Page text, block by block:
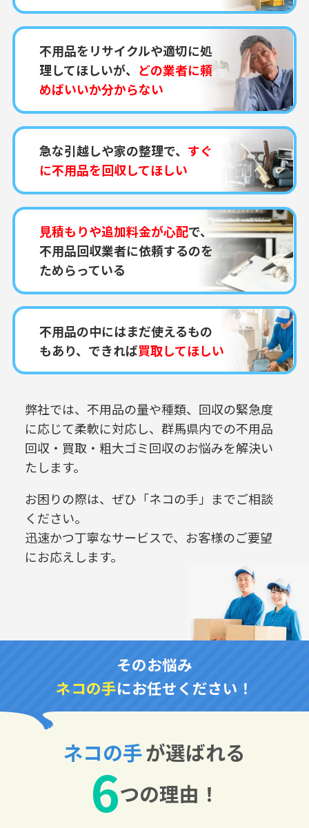
不用品をリサイクルや適切に処
理してほしいが、 どの業者に頼
めばいいか分からない
急な引越しや家の整理で、 すぐ
に不用品を回収してほしい
見積もりや追加料金が心配で、
不用品回収業者に依頼するのを
ためらっている
不用品の中にはまだ使えるもの
もあり、できれば買取してほしい
弊社では、不用品の量や種類、回収の緊急度
に応じて柔軟に対応し、 群馬県内での不用品
回収・買取・粗大ゴミ回収のお悩みを解決い
たします。
お困りの際は、ぜひ「ネコの手」までご相談
ください。
迅速かつ丁寧なサービスで、お客様のご要望
にお応えします。
そのお悩み
ネコの手にお任せください！
ネコの手が選ばれる
6つの理由！